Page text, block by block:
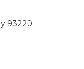
93220